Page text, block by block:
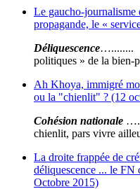
Le gaucho-
propagande, le «
Déliquescence…........
politiques » de la bien-
Ah Khoya, immigré
ou la "chienlit" ? (12
Cohésion nationale ….
chienlit, pars vivre
La droite frappée de
déliquescence ... le FN
Octobre 2015)